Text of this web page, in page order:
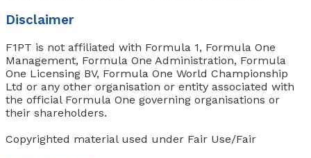
Disclaimer
F1PT is not affiliated with Formula 1, Formula One
Management, Formula One Administration, Formula
One Licensing BV, Formula One World Championship
Ltd or any other organisation or entity associated with
the official Formula One governing organisations or
their shareholders.
Copyrighted material used under Fair Use/Fair